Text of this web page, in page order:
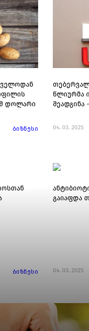
დოლარი
ბიზნესი
წლიურმა
შეადგინა
04. 03. 2025
ბიზნესი
გაიაფდა
04. 03. 2025